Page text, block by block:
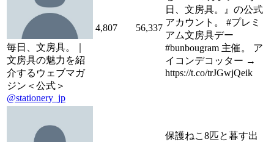
毎日、文房具。｜
文房具の魅力を紹
介するウェブマガ
ジン＜公式＞
@stationery_jp
4,807 56,337
日、文房具。』の公式
アカウント。 #プレミ
アム文房具デー
#bunbougram 主催。 ア
イコンデコッター →
https://t.co/trJGwjQeik
保護ねこ8匹と暮す出